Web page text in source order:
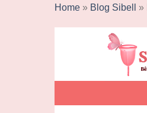
Home » Blog Sibell »